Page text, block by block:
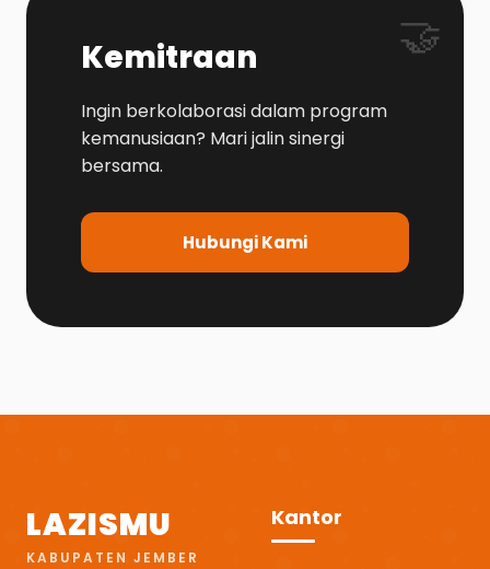
🤝
Kemitraan
Ingin berkolaborasi dalam program
kemanusiaan? Mari jalin sinergi
bersama.
Hubungi Kami
LAZISMU
KABUPATEN JEMBER
Kantor